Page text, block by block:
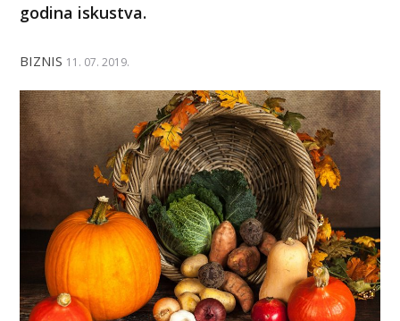
godina iskustva.
BIZNIS 11. 07. 2019.